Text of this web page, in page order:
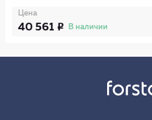
Цена
40 561 В наличии